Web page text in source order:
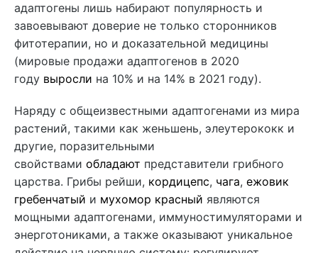
адаптогены лишь набирают популярность и
завоевывают доверие не только сторонников
фитотерапии, но и доказательной медицины
(мировые продажи адаптогенов в 2020
году выросли на 10% и на 14% в 2021 году).
Наряду с общеизвестными адаптогенами из мира
растений, такими как женьшень, элеутерококк и
другие, поразительными
свойствами обладают представители грибного
царства. Грибы рейши, кордицепс, чага, ежовик
гребенчатый и мухомор красный являются
мощными адаптогенами, иммуностимуляторами и
энерготониками, а также оказывают уникальное